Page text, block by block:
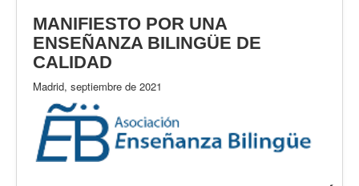
MANIFIESTO POR UNA
ENSEÑANZA BILINGÜE DE
CALIDAD
Madrid, septiembre de 2021